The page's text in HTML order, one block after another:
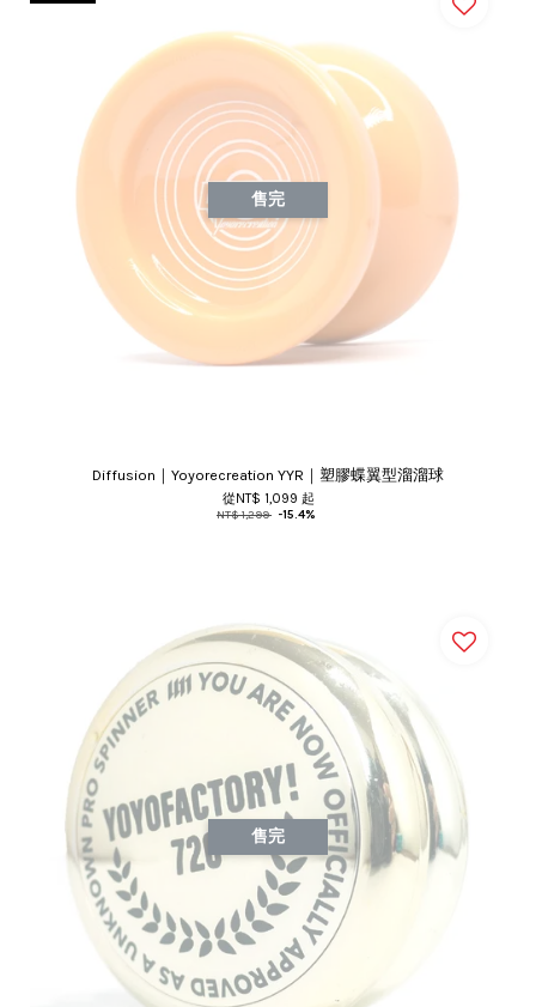
售完
Diffusion｜Yoyorecreation YYR｜塑膠蝶翼型溜溜球
從NT$ 1,099 起
NT$ 1,299 -15.4%
售完